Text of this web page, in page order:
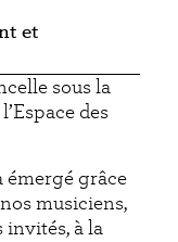
et
sous la
l’Espace des
émergé grâce
musiciens,
invités, à la